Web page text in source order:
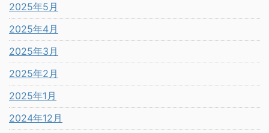
2025年5月
2025年4月
2025年3月
2025年2月
2025年1月
2024年12月